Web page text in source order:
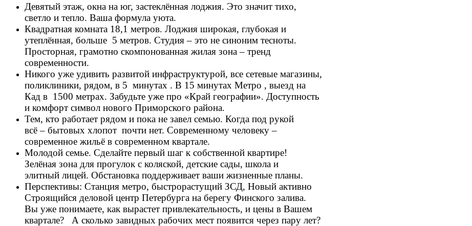
Девятый этаж, окна на юг, застеклённая лоджия. Это значит тихо,
светло и тепло. Ваша формула уюта.
Квадратная комната 18,1 метров. Лоджия широкая, глубокая и
утеплённая, больше 5 метров. Студия – это не синоним тесноты.
Просторная, грамотно скомпонованная жилая зона – тренд
современности.
Никого уже удивить развитой инфраструктурой, все сетевые магазины,
поликлиники, рядом, в 5 минутах . В 15 минутах Метро , выезд на
Кад в 1500 метрах. Забудьте уже про «Край географии». Доступность
и комфорт символ нового Приморского района.
Тем, кто работает рядом и пока не завел семью. Когда под рукой
всё – бытовых хлопот почти нет. Современному человеку –
современное жильё в современном квартале.
Молодой семье. Сделайте первый шаг к собственной квартире!
Зелёная зона для прогулок с коляской, детские сады, школа и
элитный лицей. Обстановка поддерживает ваши жизненные планы.
Перспективы: Станция метро, быстрорастущий ЗСД, Новый активно
Строящийся деловой центр Петербурга на берегу Финского залива.
Вы уже понимаете, как вырастет привлекательность, и цены в Вашем
квартале? А сколько завидных рабочих мест появится через пару лет?